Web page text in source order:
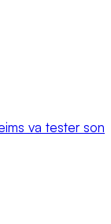
va tester son